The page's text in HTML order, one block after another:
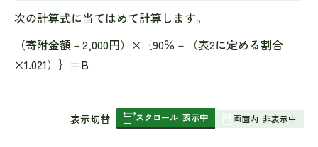
次の計算式に当てはめて計算します。
（寄附金額－2,000円）×｛90％－（表2に定める割合
×1.021）｝＝B
表
表示切替 スクロール 表示中 画面内 非表示中